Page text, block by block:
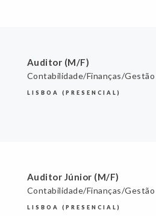
Auditor (M/F)
Contabilidade/Finanças/Gestão
LISBOA (PRESENCIAL)
Auditor Júnior (M/F)
Contabilidade/Finanças/Gestão
LISBOA (PRESENCIAL)